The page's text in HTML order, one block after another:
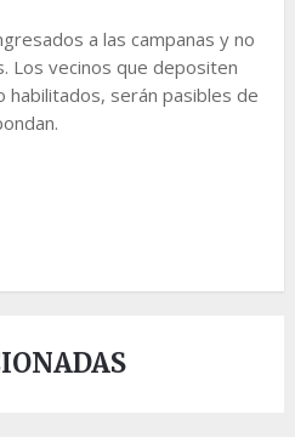
a las campanas y no
Los vecinos que depositen
habilitados, serán pasibles de